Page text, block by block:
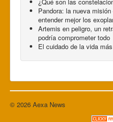
Pandora: la nueva
entender mejor los
Artemis en peligro, un
podría comprometer todo
El cuidado de la vida
© 2026 Aexa News